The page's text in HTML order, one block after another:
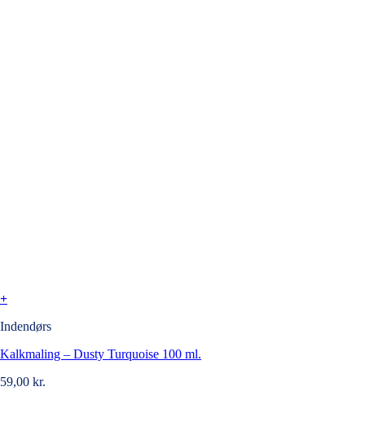
+
Indendørs
Kalkmaling – Dusty Turquoise 100 ml.
59,00 kr.